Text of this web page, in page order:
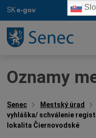
SKe-gov
Oznamy
Senec Mestský úrad
vyhláška/ schválenie
lokalita Čiernovodské